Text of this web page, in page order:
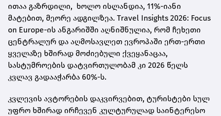
ითაა გაზრდილი, ხოლო ისლანდია, 11%-იანი
მატებით, მეორე ადგილზეა. Travel Insights 2026: Focus
on Europe-ის ანგარიშში აღნიშნულია, რომ ჩეხეთი
ცენტრალურ და აღმოსავლეთ ევროპაში ერთ-ერთი
ყველაზე ხშირად მოძიებული ქვეყანაცაა,
სასტუმროების დატვირთულობამ კი 2026 წელს
კვლავ გადააჭარბა 60%-ს.
კვლევის ავტორების დაკვირვებით, ტურისტები სულ
უფრო ხშირად ირჩევენ კულტურულად საინტერესო